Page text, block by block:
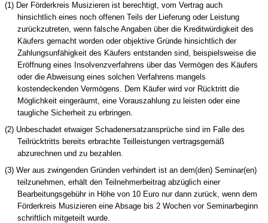
(1) Der Förderkreis Musizieren ist berechtigt, vom Vertrag auch
hinsichtlich eines noch offenen Teils der Lieferung oder Leistung
zurückzutreten, wenn falsche Angaben über die Kreditwürdigkeit des
Käufers gemacht worden oder objektive Gründe hinsichtlich der
Zahlungsunfähigkeit des Käufers entstanden sind, beispielsweise die
Eröffnung eines Insolvenzverfahrens über das Vermögen des Käufers
oder die Abweisung eines solchen Verfahrens mangels
kostendeckenden Vermögens. Dem Käufer wird vor Rücktritt die
Möglichkeit eingeräumt, eine Vorauszahlung zu leisten oder eine
taugliche Sicherheit zu erbringen.
(2) Unbeschadet etwaiger Schadenersatzansprüche sind im Falle des
Teilrücktritts bereits erbrachte Teilleistungen vertragsgemäß
abzurechnen und zu bezahlen.
(3) Wer aus zwingenden Gründen verhindert ist an dem(den) Seminar(en)
teilzunehmen, erhält den Teilnehmerbeitrag abzüglich einer
Bearbeitungsgebühr in Höhe von 10 Euro nur dann zurück, wenn dem
Förderkreis Musizieren eine Absage bis 2 Wochen vor Seminarbeginn
schriftlich mitgeteilt wurde.